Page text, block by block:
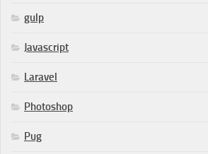
gulp
Javascript
Laravel
Photoshop
Pug